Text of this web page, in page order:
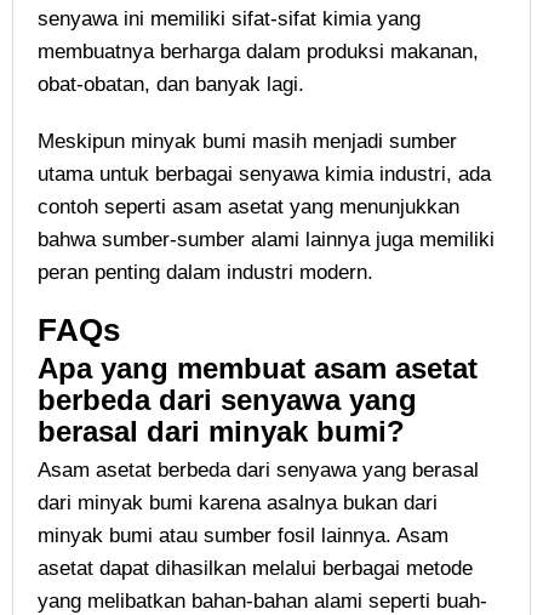
senyawa ini memiliki sifat-sifat kimia yang
membuatnya berharga dalam produksi makanan,
obat-obatan, dan banyak lagi.
Meskipun minyak bumi masih menjadi sumber
utama untuk berbagai senyawa kimia industri, ada
contoh seperti asam asetat yang menunjukkan
bahwa sumber-sumber alami lainnya juga memiliki
peran penting dalam industri modern.
FAQs
Apa yang membuat asam asetat
berbeda dari senyawa yang
berasal dari minyak bumi?
Asam asetat berbeda dari senyawa yang berasal
dari minyak bumi karena asalnya bukan dari
minyak bumi atau sumber fosil lainnya. Asam
asetat dapat dihasilkan melalui berbagai metode
yang melibatkan bahan-bahan alami seperti buah-